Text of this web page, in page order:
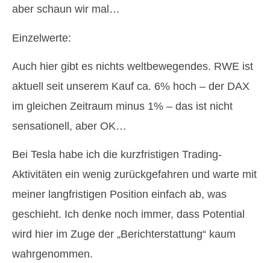
aber schaun wir mal…
Einzelwerte:
Auch hier gibt es nichts weltbewegendes. RWE ist
aktuell seit unserem Kauf ca. 6% hoch – der DAX
im gleichen Zeitraum minus 1% – das ist nicht
sensationell, aber OK…
Bei Tesla habe ich die kurzfristigen Trading-
Aktivitäten ein wenig zurückgefahren und warte mit
meiner langfristigen Position einfach ab, was
geschieht. Ich denke noch immer, dass Potential
wird hier im Zuge der „Berichterstattung“ kaum
wahrgenommen.